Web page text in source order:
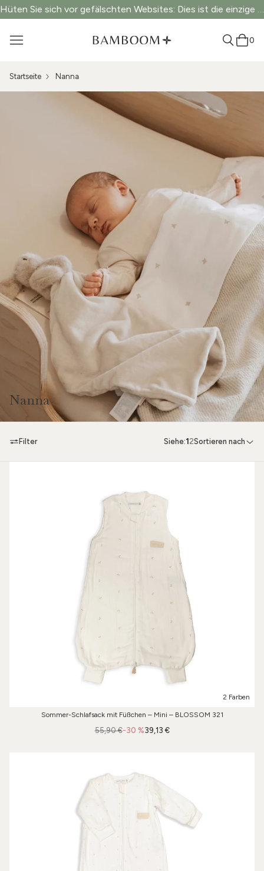
Hüten Sie sich vor gefälschten Websites: Dies ist die einzige offizielle Website.
0
Startseite Nanna
Nanna
Filter Siehe:1 2Sortieren nach
2 Farben
Sommer-Schlafsack mit Füßchen – Mini – BLOSSOM 321
-30 %
55,90 € 39,13 €